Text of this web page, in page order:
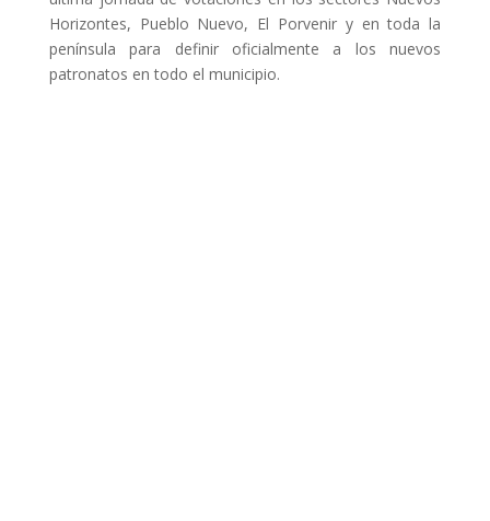
Horizontes, Pueblo Nuevo, El Porvenir y en toda la
península para definir oficialmente a los nuevos
patronatos en todo el municipio.